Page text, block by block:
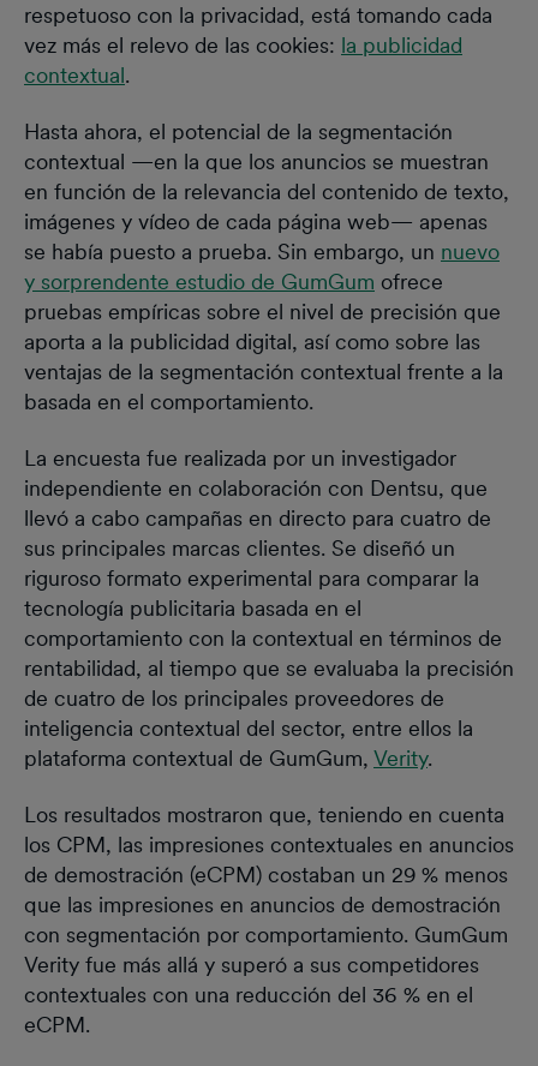
respetuoso con la privacidad, está tomando cada
vez más el relevo de las cookies: la publicidad
contextual.
Hasta ahora, el potencial de la segmentación
contextual —en la que los anuncios se muestran
en función de la relevancia del contenido de texto,
imágenes y vídeo de cada página web— apenas
se había puesto a prueba. Sin embargo, un nuevo
y sorprendente estudio de GumGum ofrece
pruebas empíricas sobre el nivel de precisión que
aporta a la publicidad digital, así como sobre las
ventajas de la segmentación contextual frente a la
basada en el comportamiento.
La encuesta fue realizada por un investigador
independiente en colaboración con Dentsu, que
llevó a cabo campañas en directo para cuatro de
sus principales marcas clientes. Se diseñó un
riguroso formato experimental para comparar la
tecnología publicitaria basada en el
comportamiento con la contextual en términos de
rentabilidad, al tiempo que se evaluaba la precisión
de cuatro de los principales proveedores de
inteligencia contextual del sector, entre ellos la
plataforma contextual de GumGum, Verity.
Los resultados mostraron que, teniendo en cuenta
los CPM, las impresiones contextuales en anuncios
de demostración (eCPM) costaban un 29 % menos
que las impresiones en anuncios de demostración
con segmentación por comportamiento. GumGum
Verity fue más allá y superó a sus competidores
contextuales con una reducción del 36 % en el
eCPM.